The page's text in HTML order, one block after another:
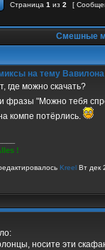
Страница 1 из 2
[
Смешные
на тему Вавилона
где можно скачать?
фразы "Можно тебя
компе потёрлись.
!
Kreel Вт дек
носите эти